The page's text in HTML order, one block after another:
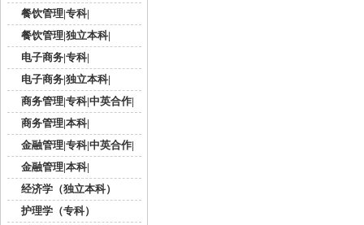
餐饮管理|专科|
餐饮管理|独立本科|
电子商务|专科|
电子商务|独立本科|
商务管理|专科|中英合作|
商务管理|本科|
金融管理|专科|中英合作|
金融管理|本科|
经济学（独立本科）
护理学（专科）